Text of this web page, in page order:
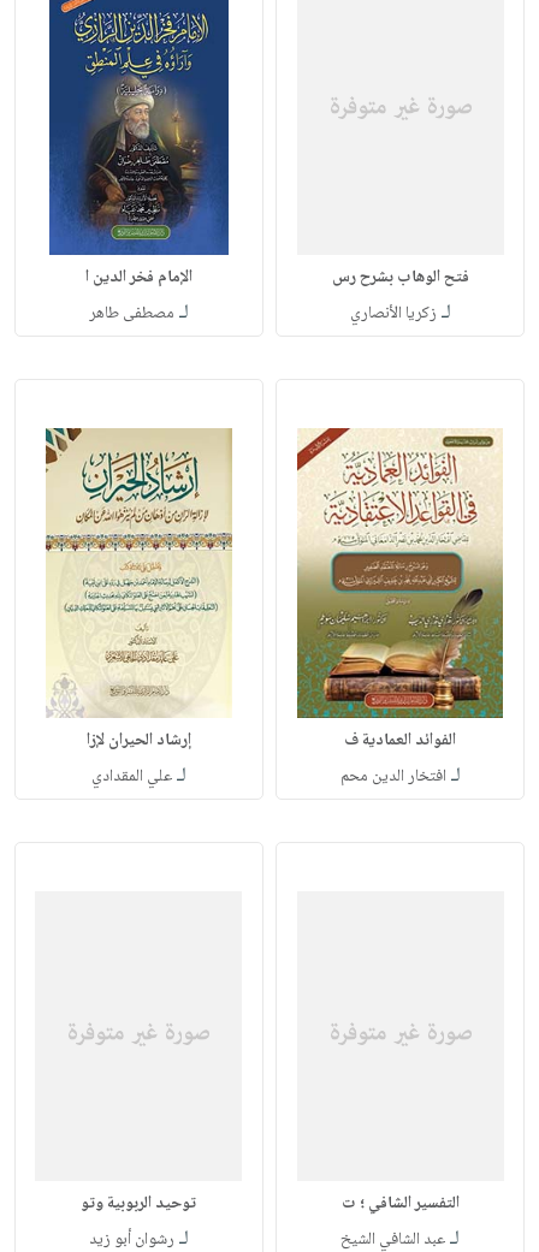
فتح الوهاب بشرح رس
لـ زكريا الأنصاري
الإمام فخر الدين ا
لـ مصطفى طاهر
الفوائد العمادية ف
لـ افتخار الدين محم
إرشاد الحيران لإزا
لـعلي المقدادي
التفسير الشافي ؛ ت
لـعبد الشافي الشيخ
توحيد الربوبية وتو
لـ رشوان أبو زيد